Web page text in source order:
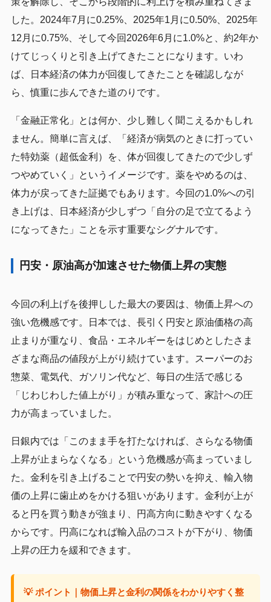
した。2024年7月に0.25%、2025年1月に0.50%、2025年
12月に0.75%、そして今回2026年6月に1.0%と、約2年か
けてじっくりと引き上げてきたことになります。いわ
ば、日本経済の体力が回復してきたことを確認しなが
ら、慎重に歩んできた道のりです。
「金融正常化」とは何か、少し難しく聞こえるかもしれ
ません。簡単に言えば、「経済が病気のときに打ってい
た特効薬（超低金利）を、体が回復してきたので少しず
つやめていく」というイメージです。薬をやめるのは、
体力が戻ってきた証拠でもあります。今回の1.0%への引
き上げは、日本経済が少しずつ「自分の足で立てるよう
になってきた」ことを示す重要なシグナルです。
円安・原油高が加速させた物価上昇の実態
今回の利上げを後押しした最大の要因は、物価上昇への
強い危機感です。日本では、長引く円安と原油価格の高
止まりが重なり、食品・エネルギーをはじめとしたさま
ざまな商品の値段が上がり続けています。スーパーのお
惣菜、電気代、ガソリン代など、毎日の生活で感じる
「じわじわした値上がり」が積み重なって、家計への圧
力が高まっていました。
日銀内では「このまま手を打たなければ、さらなる物価
上昇が止まらなくなる」という危機感が高まっていまし
た。金利を引き上げることで円安の勢いを抑え、輸入物
価の上昇に歯止めをかける狙いがあります。金利が上が
ると円を買う動きが強まり、円高方向に動きやすくなる
からです。円高になれば輸入品のコストが下がり、物価
上昇の圧力を緩和できます。
💡 ポイント｜物価上昇と金利の関係をわかりやすく整